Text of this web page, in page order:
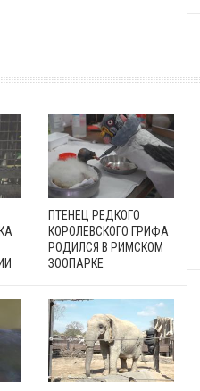
ПТЕНЕЦ РЕДКОГО
КОРОЛЕВСКОГО ГРИФА
РОДИЛСЯ В РИМСКОМ
ЗООПАРКЕ